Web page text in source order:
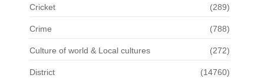
Cricket (289)
Crime (788)
Culture of world & Local cultures (272)
District (14760)